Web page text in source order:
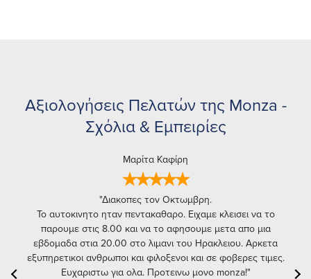
Αξιολογήσεις Πελατών της Monza -
Σχόλια & Εμπειρίες
Theo Dadamos
★★★★★
"Πολύ καλή εξυπηρέτηση. Νέα μοντέλα κ προσεγμένα. Άμεση
παραλαβή-παραδοση. Πολύ καλή η τοποθεσια, ακριβώς έξω
από το αεροδρόμιο Ηρακλείου."
Χάρης Κονταρίνης
Μαρίτα Καφίρη
★★★★★
"Διακοπες τον Οκτωμβρη.
Το αυτοκινητο ηταν πεντακαθαρο. Ειχαμε κλεισει να το
παρουμε στις 8.00 και να το αφησουμε μετα απο μια
εβδομαδα στια 20.00 στο λιμανι του Ηρακλειου. Αρκετα
εξυπηρετικοι ανθρωποι και φιλοξενοι και σε φοβερες τιμες.
Ευχαριστω για ολα. Προτεινω μονο monza!"
Χαρης Σουλης
★★★★★
"Επαγγελματίες, με απλές διαδικασίες χωρίς "ψιλά γράμματα"
στην συμφωνία.Είναι η δεύτερη φορά που νοικιάζουμε όχημα
από την εταιρεία κ είμαστε απόλυτα ευχαριστημένοι. Πολύ
καλή ποιότητα των αυτοκινήτων κ άψογη εξυπηρέτηση."
Fotis Tsopelas